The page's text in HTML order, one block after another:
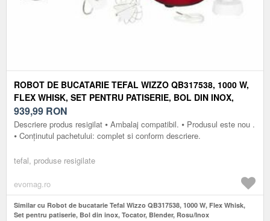
ROBOT DE BUCATARIE TEFAL WIZZO QB317538, 1000 W,
FLEX WHISK, SET PENTRU PATISERIE, BOL DIN INOX,
TOCATOR, BLENDER, ROSU/INOX
939,99 RON
Descriere produs resigilat ⦁ Ambalaj compatibil. ⦁ Produsul este nou .
⦁ Conținutul pachetului: complet si conform descriere.
tefal, produse resigilate
evomag.ro
Similar cu Robot de bucatarie Tefal Wizzo QB317538, 1000 W, Flex Whisk,
Set pentru patiserie, Bol din inox, Tocator, Blender, Rosu/Inox